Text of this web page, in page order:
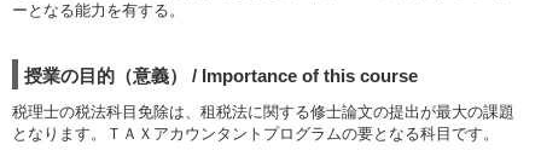
ーとなる能力を有する。
授業の目的（意義） / Importance of this course
税理士の税法科目免除は、租税法に関する修士論文の提出が最大の課題
となります。ＴＡＸアカウンタントプログラムの要となる科目です。